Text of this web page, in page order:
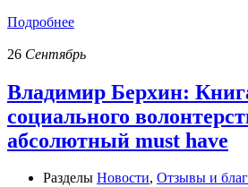
Подробнее
26 Сентябрь
Владимир Берхин:
социального
абсолютный must have
Разделы Новости, Отзывы и